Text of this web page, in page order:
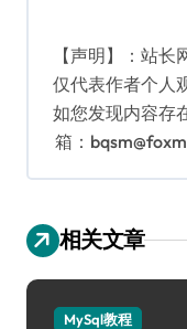
【声明】：站
仅代表作者个人
如您发现内容存
箱：
相关文章
MySql教程